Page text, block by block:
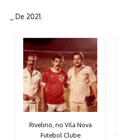
_ De 2021.
Rivelino, no Vila Nova
Futebol Clube